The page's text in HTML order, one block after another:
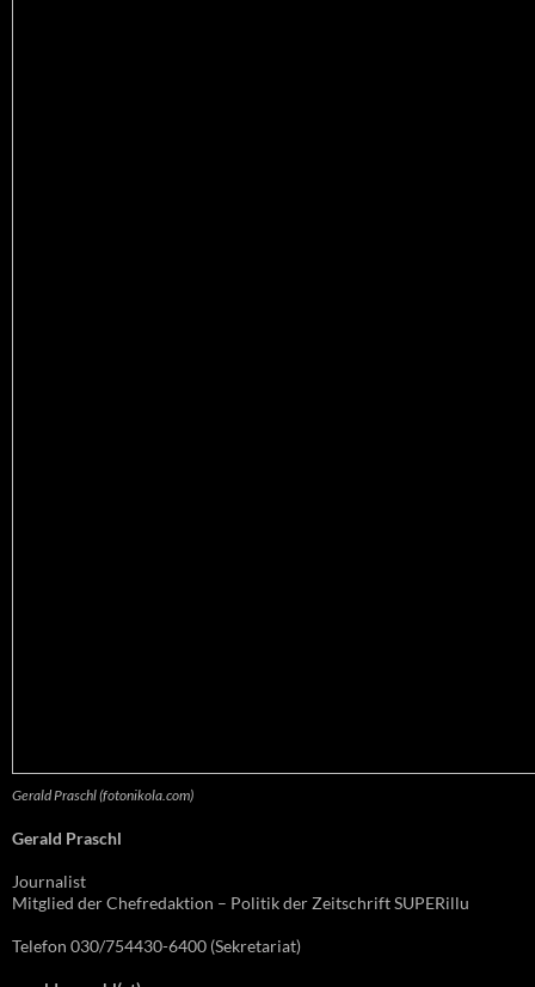
Gerald Praschl (fotonikola.com)
Gerald Praschl
Journalist
Mitglied der Chefredaktion – Politik der Zeitschrift SUPERillu
Telefon 030/754430-6400 (Sekretariat)